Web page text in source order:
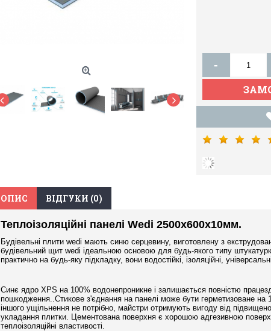
-
ОПИС ВІДГУКИ (0)
Теплоізоляційні панелі Wedi 2500x600x10мм.
Будівельні плити wedi мають синю серцевину, виготовлену з
будівельний щит wedi ідеальною основою для будь-якого типу
практично на будь-яку підкладку, вони водостійкі, ізоляційні,
Синє ядро ​​XPS на 100% водонепроникне і залишається повністю
пошкодження..Стикове з'єднання на панелі може бути герметизоване
іншого ущільнення не потрібно, майстри отримують вигоду від
укладання плитки. Цементована поверхня є хорошою адгезивною
теплоізоляційні властивості.